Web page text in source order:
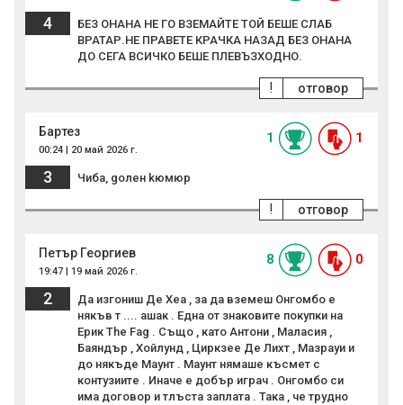
4
БЕЗ ОНАНА НЕ ГО ВЗЕМАЙТЕ ТОЙ БЕШЕ СЛАБ
ВРАТАР.НЕ ПРАВЕТЕ КРАЧКА НАЗАД БЕЗ ОНАНА
ДО СЕГА ВСИЧКО БЕШЕ ПЛЕВЪЗХОДНО.
отговор
!
Бартез
00:24 | 20 май 2026 г.
1 1
3 Чиба, goлен kюмюp
отговор
!
Петър Георгиев
19:47 | 19 май 2026 г.
8 0
2
Да изгониш Де Хеа , за да вземеш Онгомбо е
някъв т .... ашак . Една от знаковите покупки на
Ерик The Fag . Също , като Антони , Маласия ,
Баяндър , Хойлунд , Циркзее Де Лихт , Мазрауи и
до някъде Маунт . Маунт нямаше късмет с
контузиите . Иначе е добър играч . Онгомбо си
има договор и тлъста заплата . Така , че трудно